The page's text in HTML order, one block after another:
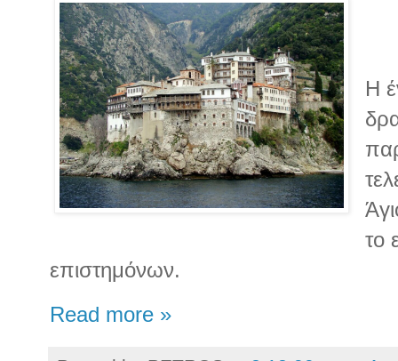
Η
το
επιστημόνων.
Read more »